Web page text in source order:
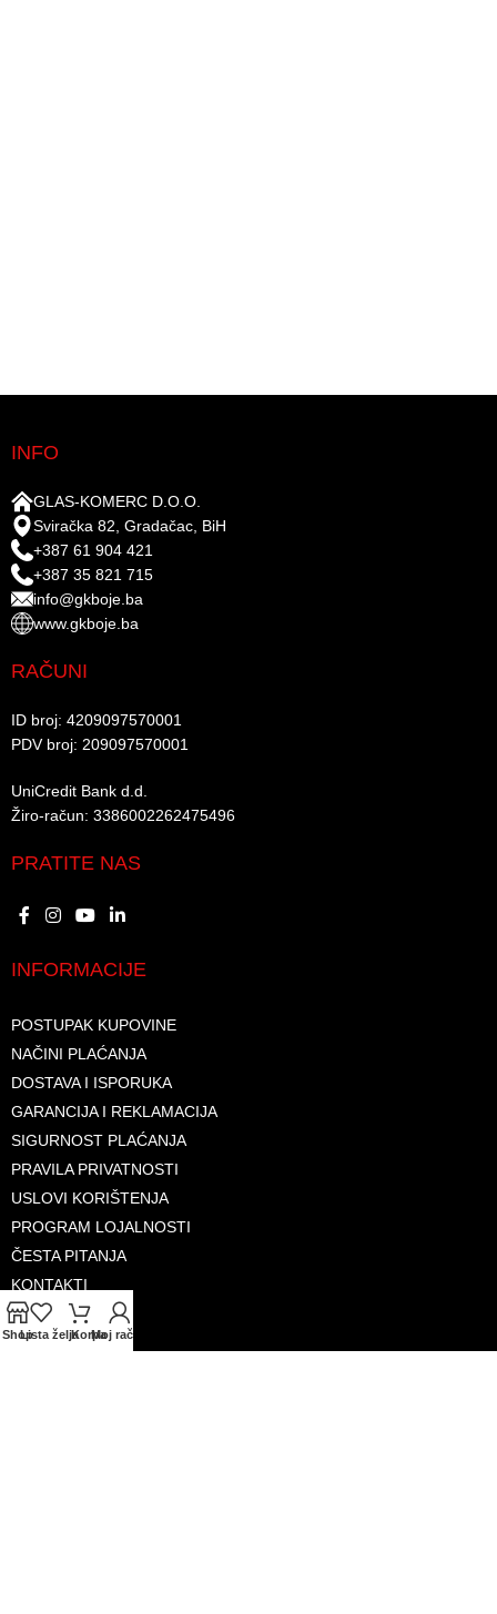
INFO
GLAS-KOMERC D.O.O.
Sviračka 82, Gradačac, BiH
+387 61 904 421
+387 35 821 715
info@gkboje.ba
www.gkboje.ba
RAČUNI
ID broj: 4209097570001​
PDV broj: 209097570001 ​
UniCredit Bank d.d.​
Žiro-račun: 3386002262475496​​
PRATITE NAS
INFORMACIJE
POSTUPAK KUPOVINE
NAČINI PLAĆANJA
DOSTAVA I ISPORUKA
GARANCIJA I REKLAMACIJA
SIGURNOST PLAĆANJA
PRAVILA PRIVATNOSTI
USLOVI KORIŠTENJA
PROGRAM LOJALNOSTI
ČESTA PITANJA
KONTAKTI
O NAMA
ShopLista željaKorpaMoj račun